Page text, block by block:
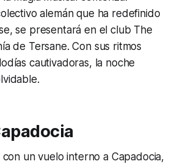
alemán que ha redefinido
se presentará en el club The
de Tersane. Con sus ritmos
cautivadoras, la noche
con un vuelo interno a Capadocia,